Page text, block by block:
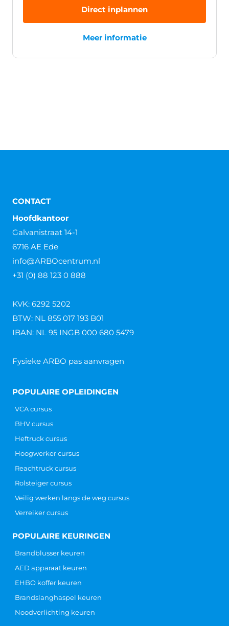
Direct inplannen
Meer informatie
CONTACT
Hoofdkantoor
Galvanistraat 14-1
6716 AE Ede
info@ARBOcentrum.nl
+31 (0) 88 123 0 888
KVK: 6292 5202
BTW: NL 855 017 193 B01
IBAN: NL 95 INGB 000 680 5479
Fysieke ARBO pas aanvragen
POPULAIRE OPLEIDINGEN
VCA cursus
BHV cursus
Heftruck cursus
Hoogwerker cursus
Reachtruck cursus
Rolsteiger cursus
Veilig werken langs de weg cursus
Verreiker cursus
POPULAIRE KEURINGEN
Brandblusser keuren
AED apparaat keuren
EHBO koffer keuren
Brandslanghaspel keuren
Noodverlichting keuren